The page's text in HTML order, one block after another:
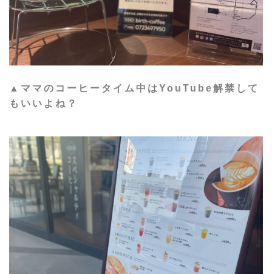
▲ママのコーヒータイム中はYouTube解禁して
もいいよね？